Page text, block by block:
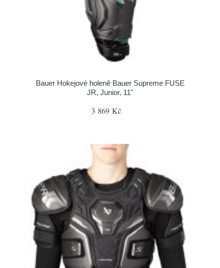
Bauer Hokejové holeně Bauer Supreme FUSE
JR, Junior, 11"
3 869 Kč